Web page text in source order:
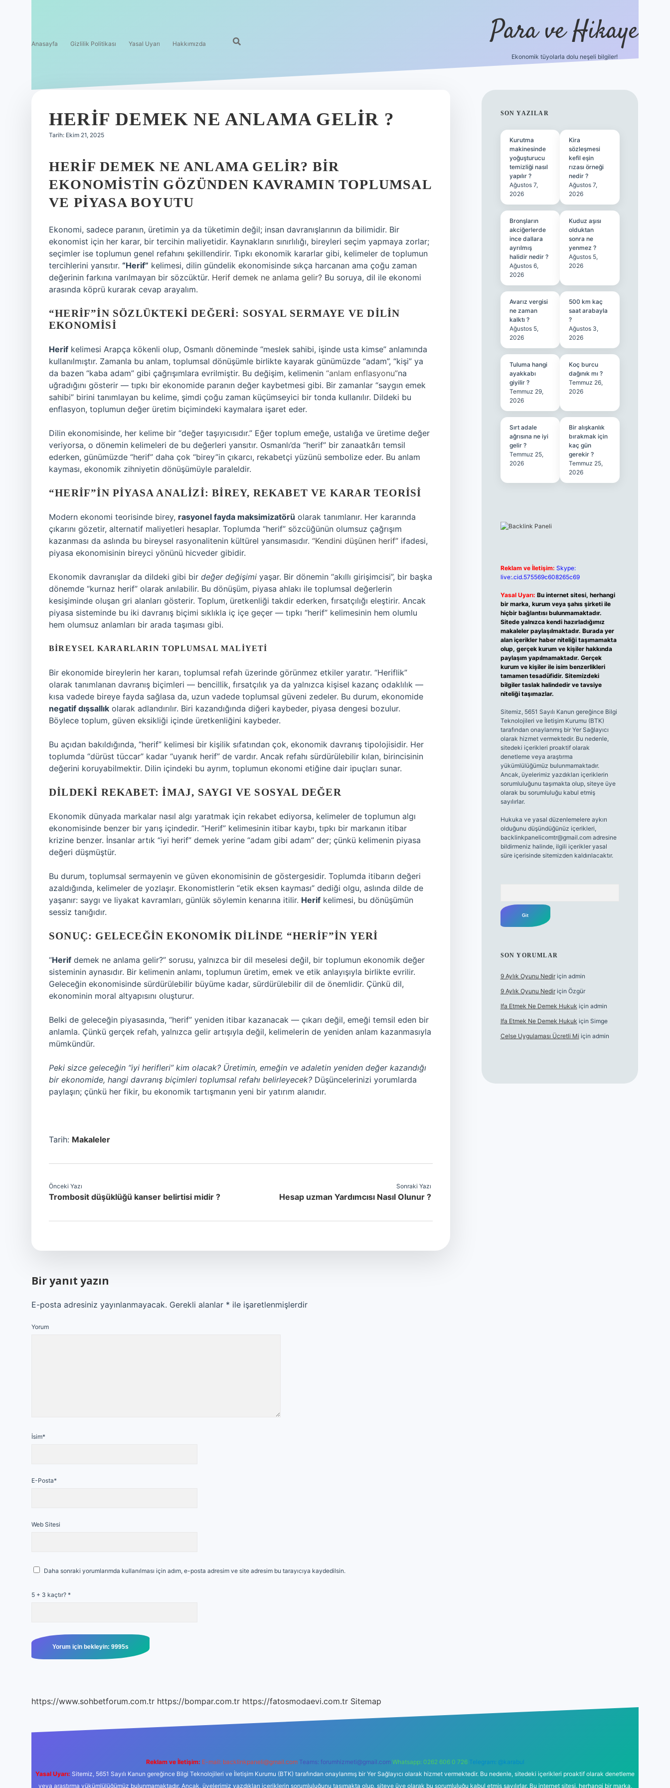
Anasayfa Gizlilik Politikası Yasal Uyarı Hakkımızda Para ve Hikaye
Ekonomik tüyolarla dolu neşeli bilgiler!
HERIF DEMEK NE ANLAMA GELIR ?
Tarih: Ekim 21, 2025
HERIF DEMEK NE ANLAMA GELIR? BIR
EKONOMISTIN GÖZÜNDEN KAVRAMIN TOPLUMSAL
VE PIYASA BOYUTU
Ekonomi, sadece paranın, üretimin ya da tüketimin değil; insan davranışlarının da bilimidir. Bir
ekonomist için her karar, bir tercihin maliyetidir. Kaynakların sınırlılığı, bireyleri seçim yapmaya zorlar;
seçimler ise toplumun genel refahını şekillendirir. Tıpkı ekonomik kararlar gibi, kelimeler de toplumun
tercihlerini yansıtır. “Herif” kelimesi, dilin gündelik ekonomisinde sıkça harcanan ama çoğu zaman
değerinin farkına varılmayan bir sözcüktür. Herif demek ne anlama gelir? Bu soruya, dil ile ekonomi
arasında köprü kurarak cevap arayalım.
“HERIF”IN SÖZLÜKTEKI DEĞERI: SOSYAL SERMAYE VE DILIN
EKONOMISI
Herif kelimesi Arapça kökenli olup, Osmanlı döneminde “meslek sahibi, işinde usta kimse” anlamında
kullanılmıştır. Zamanla bu anlam, toplumsal dönüşümle birlikte kayarak günümüzde “adam”, “kişi” ya
da bazen “kaba adam” gibi çağrışımlara evrilmiştir. Bu değişim, kelimenin “anlam enflasyonu”na
uğradığını gösterir — tıpkı bir ekonomide paranın değer kaybetmesi gibi. Bir zamanlar “saygın emek
sahibi” birini tanımlayan bu kelime, şimdi çoğu zaman küçümseyici bir tonda kullanılır. Dildeki bu
enflasyon, toplumun değer üretim biçimindeki kaymalara işaret eder.
Dilin ekonomisinde, her kelime bir “değer taşıyıcısıdır.” Eğer toplum emeğe, ustalığa ve üretime değer
veriyorsa, o dönemin kelimeleri de bu değerleri yansıtır. Osmanlı’da “herif” bir zanaatkârı temsil
ederken, günümüzde “herif” daha çok “birey”in çıkarcı, rekabetçi yüzünü sembolize eder. Bu anlam
kayması, ekonomik zihniyetin dönüşümüyle paraleldir.
“HERIF”IN PIYASA ANALIZI: BIREY, REKABET VE KARAR TEORISI
Modern ekonomi teorisinde birey, rasyonel fayda maksimizatörü olarak tanımlanır. Her kararında
çıkarını gözetir, alternatif maliyetleri hesaplar. Toplumda “herif” sözcüğünün olumsuz çağrışım
kazanması da aslında bu bireysel rasyonalitenin kültürel yansımasıdır. “Kendini düşünen herif” ifadesi,
piyasa ekonomisinin bireyci yönünü hicveder gibidir.
Ekonomik davranışlar da dildeki gibi bir değer değişimi yaşar. Bir dönemin “akıllı girişimcisi”, bir başka
dönemde “kurnaz herif” olarak anılabilir. Bu dönüşüm, piyasa ahlakı ile toplumsal değerlerin
kesişiminde oluşan gri alanları gösterir. Toplum, üretkenliği takdir ederken, fırsatçılığı eleştirir. Ancak
piyasa sisteminde bu iki davranış biçimi sıklıkla iç içe geçer — tıpkı “herif” kelimesinin hem olumlu
hem olumsuz anlamları bir arada taşıması gibi.
BIREYSEL KARARLARIN TOPLUMSAL MALIYETI
Bir ekonomide bireylerin her kararı, toplumsal refah üzerinde görünmez etkiler yaratır. “Heriflik”
olarak tanımlanan davranış biçimleri — bencillik, fırsatçılık ya da yalnızca kişisel kazanç odaklılık —
kısa vadede bireye fayda sağlasa da, uzun vadede toplumsal güveni zedeler. Bu durum, ekonomide
negatif dışsallık olarak adlandırılır. Biri kazandığında diğeri kaybeder, piyasa dengesi bozulur.
Böylece toplum, güven eksikliği içinde üretkenliğini kaybeder.
Bu açıdan bakıldığında, “herif” kelimesi bir kişilik sıfatından çok, ekonomik davranış tipolojisidir. Her
toplumda “dürüst tüccar” kadar “uyanık herif” de vardır. Ancak refahı sürdürülebilir kılan, birincisinin
değerini koruyabilmektir. Dilin içindeki bu ayrım, toplumun ekonomi etiğine dair ipuçları sunar.
DILDEKI REKABET: İMAJ, SAYGI VE SOSYAL DEĞER
Ekonomik dünyada markalar nasıl algı yaratmak için rekabet ediyorsa, kelimeler de toplumun algı
ekonomisinde benzer bir yarış içindedir. “Herif” kelimesinin itibar kaybı, tıpkı bir markanın itibar
krizine benzer. İnsanlar artık “iyi herif” demek yerine “adam gibi adam” der; çünkü kelimenin piyasa
değeri düşmüştür.
Bu durum, toplumsal sermayenin ve güven ekonomisinin de göstergesidir. Toplumda itibarın değeri
azaldığında, kelimeler de yozlaşır. Ekonomistlerin “etik eksen kayması” dediği olgu, aslında dilde de
yaşanır: saygı ve liyakat kavramları, günlük söylemin kenarına itilir. Herif kelimesi, bu dönüşümün
sessiz tanığıdır.
SONUÇ: GELECEĞIN EKONOMIK DILINDE “HERIF”IN YERI
“Herif demek ne anlama gelir?” sorusu, yalnızca bir dil meselesi değil, bir toplumun ekonomik değer
sisteminin aynasıdır. Bir kelimenin anlamı, toplumun üretim, emek ve etik anlayışıyla birlikte evrilir.
Geleceğin ekonomisinde sürdürülebilir büyüme kadar, sürdürülebilir dil de önemlidir. Çünkü dil,
ekonominin moral altyapısını oluşturur.
Belki de geleceğin piyasasında, “herif” yeniden itibar kazanacak — çıkarı değil, emeği temsil eden bir
anlamla. Çünkü gerçek refah, yalnızca gelir artışıyla değil, kelimelerin de yeniden anlam kazanmasıyla
mümkündür.
Peki sizce geleceğin “iyi herifleri” kim olacak? Üretimin, emeğin ve adaletin yeniden değer kazandığı
bir ekonomide, hangi davranış biçimleri toplumsal refahı belirleyecek? Düşüncelerinizi yorumlarda
paylaşın; çünkü her fikir, bu ekonomik tartışmanın yeni bir yatırım alanıdır.
Tarih: Makaleler
Önceki Yazı
Trombosit düşüklüğü kanser belirtisi midir ?
Sonraki Yazı
Hesap uzman Yardımcısı Nasıl Olunur ?
Bir yanıt yazın
E-posta adresiniz yayınlanmayacak. Gerekli alanlar * ile işaretlenmişlerdir
Yorum
İsim*
E-Posta*
Web Sitesi
Daha sonraki yorumlarımda kullanılması için adım, e-posta adresim ve site adresim bu tarayıcıya kaydedilsin.
5 + 3 kaçtır? *
https://www.sohbetforum.com.tr https://bompar.com.tr https://fatosmodaevi.com.tr Sitemap
SIDEBAR
SON YAZILAR
Kurutma
makinesinde
yoğuşturucu
temizliği nasıl
yapılır ?
Ağustos 7,
2026
Kira
sözleşmesi
kefil eşin
rızası örneği
nedir ?
Ağustos 7,
2026
Bronşların
akciğerlerde
ince dallara
ayrılmış
halidir nedir ?
Ağustos 6,
2026
Kuduz aşısı
olduktan
sonra ne
yenmez ?
Ağustos 5,
2026
Avarız vergisi
ne zaman
kalktı ?
Ağustos 5,
2026
500 km kaç
saat arabayla
?
Ağustos 3,
2026
Tuluma hangi
ayakkabı
giyilir ?
Temmuz 29,
2026
Koç burcu
dağınık mı ?
Temmuz 26,
2026
Sırt adale
ağrısına ne iyi
gelir ?
Temmuz 25,
2026
Bir alışkanlık
bırakmak için
kaç gün
gerekir ?
Temmuz 25,
2026
Reklam ve İletişim: Skype:
live:.cid.575569c608265c69
Yasal Uyarı: Bu internet sitesi, herhangi
bir marka, kurum veya şahıs şirketi ile
hiçbir bağlantısı bulunmamaktadır.
Sitede yalnızca kendi hazırladığımız
makaleler paylaşılmaktadır. Burada yer
alan içerikler haber niteliği taşımamakta
olup, gerçek kurum ve kişiler hakkında
paylaşım yapılmamaktadır. Gerçek
kurum ve kişiler ile isim benzerlikleri
tamamen tesadüfidir. Sitemizdeki
bilgiler taslak halindedir ve tavsiye
niteliği taşımazlar.
Sitemiz, 5651 Sayılı Kanun gereğince Bilgi
Teknolojileri ve İletişim Kurumu (BTK)
tarafından onaylanmış bir Yer Sağlayıcı
olarak hizmet vermektedir. Bu nedenle,
sitedeki içerikleri proaktif olarak
denetleme veya araştırma
yükümlülüğümüz bulunmamaktadır.
Ancak, üyelerimiz yazdıkları içeriklerin
sorumluluğunu taşımakta olup, siteye üye
olarak bu sorumluluğu kabul etmiş
sayılırlar.
Hukuka ve yasal düzenlemelere aykırı
olduğunu düşündüğünüz içerikleri,
backlinkpanelicomtr@gmail.comadresine
bildirmeniz halinde, ilgili içerikler yasal
süre içerisinde sitemizden kaldırılacaktır.
SON YORUMLAR
9 Aylık Oyunu Nediriçin admin
9 Aylık Oyunu Nediriçin Özgür
Ifa Etmek Ne Demek Hukuk için admin
Ifa Etmek Ne Demek Hukuk için Simge
Celse Uygulaması Ücretli Mi için admin
hiltonbet
Reklam ve İletişim: E-mail: backlinkpaneli@gmail.com Teams: forumhizmeti@gmail.com Whatsapp: 0262 606 0 726 Telegram: @karabul
Yasal Uyarı: Sitemiz, 5651 Sayılı Kanun gereğince Bilgi Teknolojileri ve İletişim Kurumu (BTK) tarafından onaylanmış bir Yer Sağlayıcı olarak hizmet vermektedir. Bu nedenle, sitedeki içerikleri proaktif olarak denetleme
veya araştırma yükümlülüğümüz bulunmamaktadır. Ancak, üyelerimiz yazdıkları içeriklerin sorumluluğunu taşımakta olup, siteye üye olarak bu sorumluluğu kabul etmiş sayılırlar. Bu internet sitesi, herhangi bir marka,